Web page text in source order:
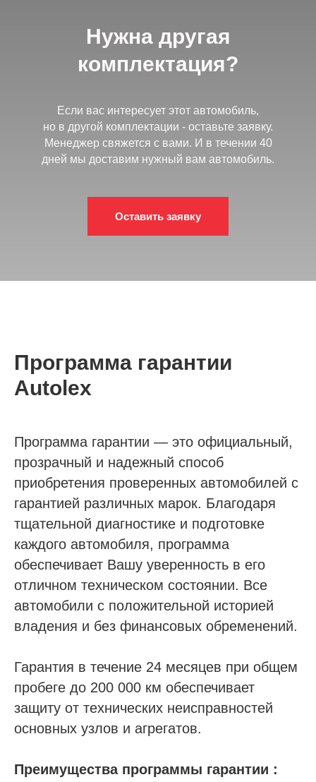
Если вас интересует этот автомобиль,
но в другой комплектации - оставьте заявку.
Менеджер свяжется с вами. И в течении 40
дней мы доставим нужный вам автомобиль.
Нужна другая
комплектация?
Оставить заявку
Программа гарантии
Autolex
Программа гарантии — это официальный,
прозрачный и надежный способ
приобретения проверенных автомобилей с
гарантией различных марок. Благодаря
тщательной диагностике и подготовке
каждого автомобиля, программа
обеспечивает Вашу уверенность в его
отличном техническом состоянии. Все
автомобили с положительной историей
владения и без финансовых обременений.
Гарантия в течение 24 месяцев при общем
пробеге до 200 000 км обеспечивает
защиту от технических неисправностей
основных узлов и агрегатов.
Преимущества программы гарантии :